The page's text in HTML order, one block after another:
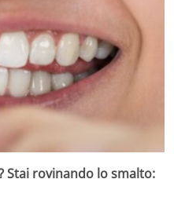
Stai rovinando lo smalto: